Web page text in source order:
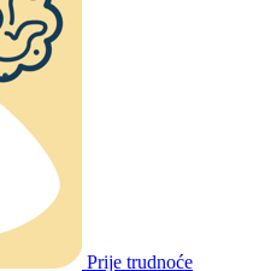
Prije trudnoće